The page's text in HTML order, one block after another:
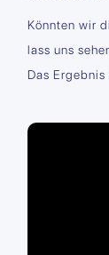
Könnten wir
lass uns
Das